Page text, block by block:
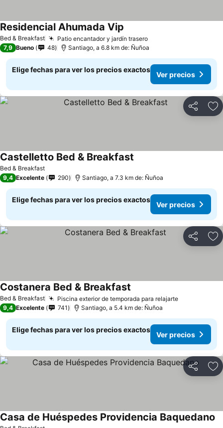
Bed & Breakfast Patio encantador y jardín trasero
Residencial Ahumada Vip
7,9 Bueno 48 Santiago, a 6.8 km de: Ñuñoa
Elige fechas para ver los precios exactos
Ver precios
Compartir
Bed & Breakfast
Castelletto Bed & Breakfast
9,4 Excelente 290 Santiago, a 7.3 km de: Ñuñoa
Elige fechas para ver los precios exactos
Ver precios
Compartir
Bed & Breakfast Piscina exterior de temporada para relajarte
Costanera Bed & Breakfast
9,4 Excelente 741 Santiago, a 5.4 km de: Ñuñoa
Elige fechas para ver los precios exactos
Ver precios
Compartir
Casa de Huéspedes Providencia Baquedano